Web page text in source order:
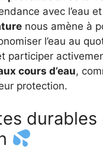
avec l’eau
nous amène à
l’eau au
participer
cours d’eau,
protection.
durables